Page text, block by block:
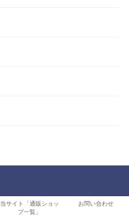
当サイト「通販ショッ
プ一覧」
お問い合わせ